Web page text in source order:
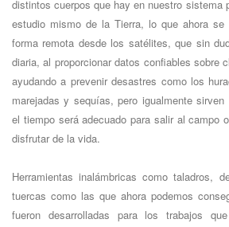
distintos cuerpos que hay en nuestro sistema
estudio mismo de la Tierra, lo que ahora
forma remota desde los satélites, que sin
diaria, al proporcionar datos confiables sobre
ayudando a prevenir desastres como los
marejadas y sequías, pero igualmente
el tiempo será adecuado para salir al campo
disfrutar de la vida.
Herramientas inalámbricas como taladros,
tuercas como las que ahora podemos
fueron desarrolladas para los trabajos